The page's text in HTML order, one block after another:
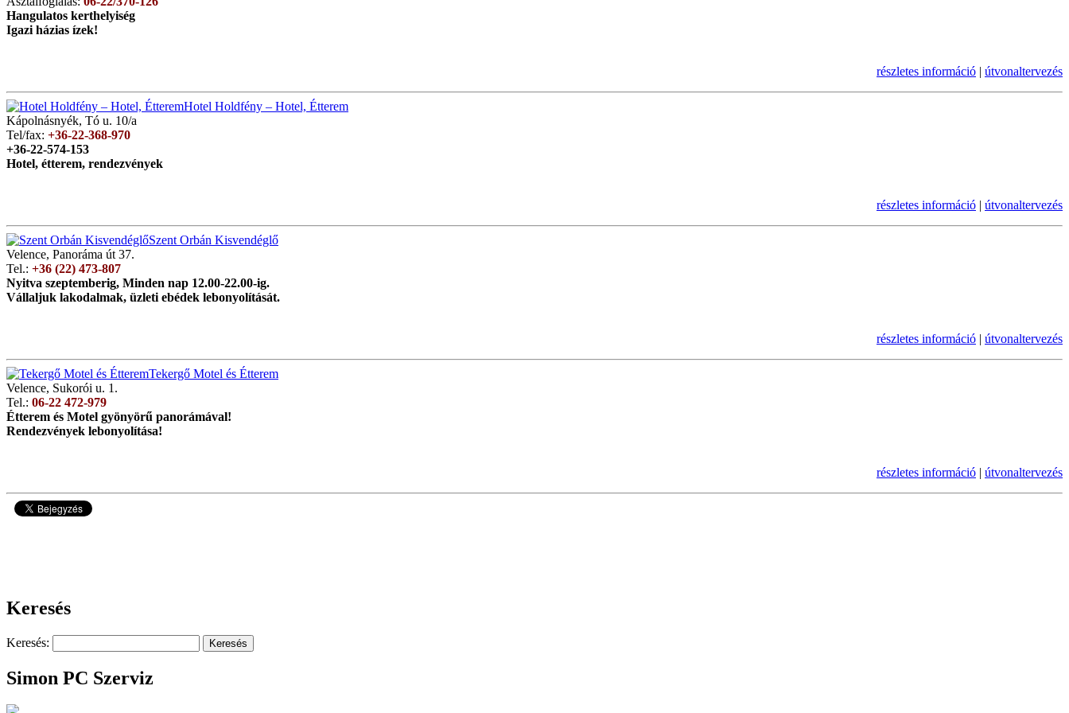
Hangulatos kerthelyiség
Igazi házias ízek!
részletes információ | útvonaltervezés
Hotel Holdfény – Hotel, Étterem
Kápolnásnyék, Tó u. 10/a
Tel/fax: +36-22-368-970
+36-22-574-153
Hotel, étterem, rendezvények
részletes információ | útvonaltervezés
Szent Orbán Kisvendéglő
Velence, Panoráma út 37.
Tel.: +36 (22) 473-807
Nyitva szeptemberig, Minden nap 12.00-22.00-ig.
Vállaljuk lakodalmak, üzleti ebédek lebonyolítását.
részletes információ | útvonaltervezés
Tekergő Motel és Étterem
Velence, Sukorói u. 1.
Tel.: 06-22 472-979
Étterem és Motel gyönyörű panorámával!
Rendezvények lebonyolítása!
részletes információ | útvonaltervezés
Keresés
Keresés:
Simon PC Szerviz